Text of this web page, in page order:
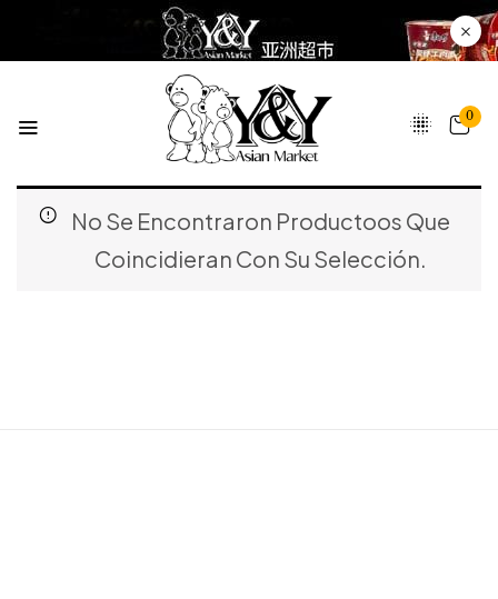
0
No Se Encontraron Productoos Que
Coincidieran Con Su Selección.